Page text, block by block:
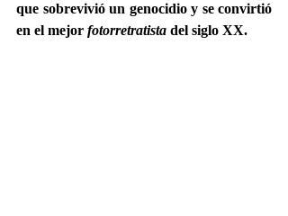
que sobrevivió un genocidio y se convirtió
en el mejor fotorretratista del siglo XX.